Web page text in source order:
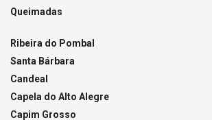
Queimadas
Ribeira do Pombal
Santa Bárbara
Candeal
Capela do Alto Alegre
Capim Grosso